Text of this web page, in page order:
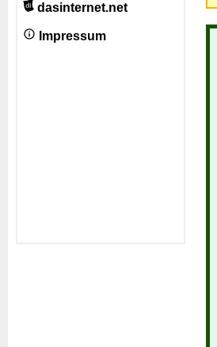
dasinternet.net
Impressum